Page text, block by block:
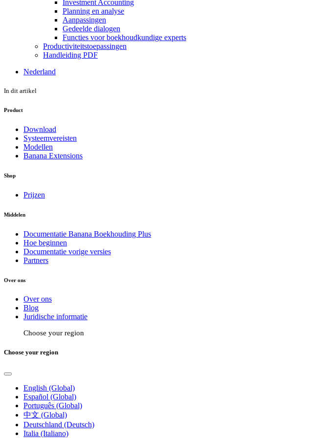
Investment Accounting
Planning en analyse
Aanpassingen
Gedeelde dialogen
Functies voor boekhoudkundige experts
Productiviteitstoepassingen
Handleiding PDF
Nederland
In dit artikel
Product
Download
Systeemvereisten
Modellen
Banana Extensions
Shop
Prijzen
Middelen
Documentatie Banana Boekhouding Plus
Hoe beginnen
Documentatie vorige versies
Partners
Over ons
Over ons
Blog
Juridische informatie
Choose your region
Choose your region
English (Global)
Español (Global)
Português (Global)
中文 (Global)
Deutschland (Deutsch)
Italia (Italiano)